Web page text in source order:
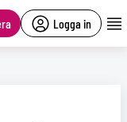
Logga in